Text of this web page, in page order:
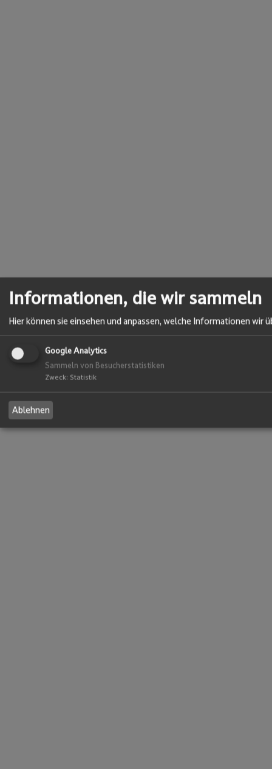
Informationen, die wir sammeln
Hier können sie einsehen und anpassen, welche Informationen wir
Google Analytics
Sammeln von Besucherstatistiken
Zweck: Statistik
Ablehnen